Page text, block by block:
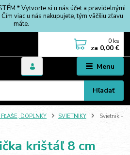
* Vytvorte si u nás účet a pravidelnými
viac u nás nakupujete, tým väčšiu zľavu
máte.
Menu
Hľadať
0 ks
za 0,00 €
DOPLNKY SVIETNIKY
Svietnik -
krištáľ 8 cm